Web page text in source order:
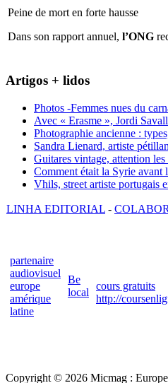
Peine de mort en forte hausse
Dans son rapport annuel, l’ONG
Artigos + lidos
Photos -Femmes nues du
Avec « Erasme », Jordi
Photographie ancienne :
Sandra Lienard, artiste
Guitares vintage, attention
Comment était la Syrie avant
Vhils, street artiste portugais
LINHA EDITORIAL -
partenaire
audiovisuel
europe
amérique
latine
Be
local
cours gratuits
http://
Copyright © 2026 Micmag :